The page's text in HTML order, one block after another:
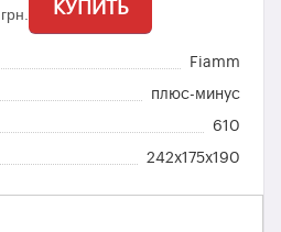
грн. КУПИТЬ
Fiamm
плюс-минус
610
242x175x190